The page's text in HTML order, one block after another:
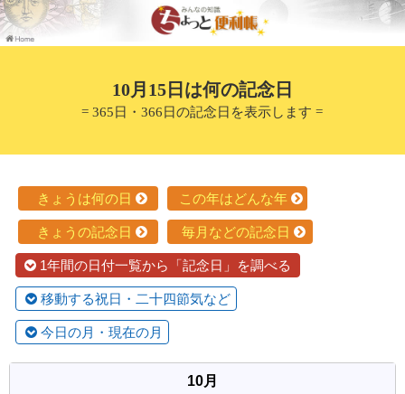
10月15日は何の記念日
= 365日・366日の記念日を表示します =
きょうは何の日 この年はどんな年
きょうの記念日 毎月などの記念日
1年間の日付一覧から「記念日」を調べる
移動する祝日・二十四節気など
今日の月・現在の月
10月